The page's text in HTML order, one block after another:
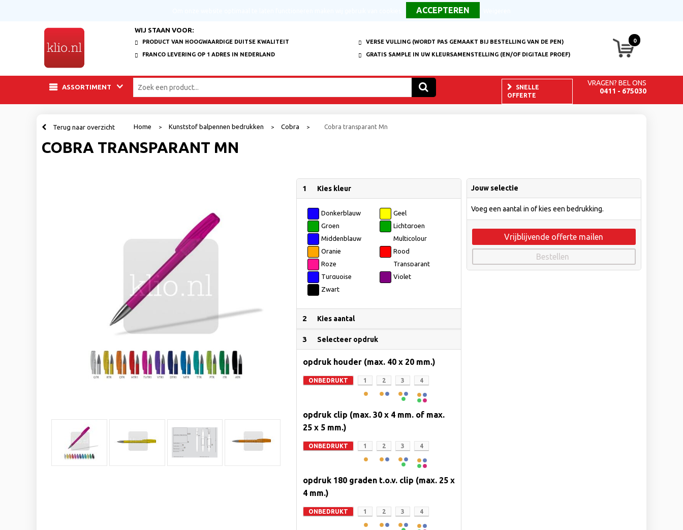
WIJ STAAN VOOR:
PRODUCT VAN HOOGWAARDIGE DUITSE KWALITEIT VERSE VULLING (WORDT PAS GEMAAKT BIJ BESTELLING VAN DE PEN)
FRANCO LEVERING OP 1 ADRES IN NEDERLAND GRATIS SAMPLE IN UW KLEURSAMENSTELLING (EN/OF DIGITALE PROEF)
0
ASSORTIMENT
VRAGEN? BEL ONS
0411 - 675030
SNELLE
OFFERTE
Terug naar overzicht Home > Kunststof balpennen bedrukken > Cobra > Cobra transparant Mn
COBRA TRANSPARANT MN
1 Kies kleur
Donkerblauw
Geel
Groen
Lichtgroen
Middenblauw
Multicolour
Oranje
Rood
Roze
Transparant
Turquoise
Violet
Zwart
2 Kies aantal
3 Selecteer opdruk
opdruk houder (max. 40 x 20 mm.)
ONBEDRUKT 1 2 3 4
opdruk clip (max. 30 x 4 mm. of max.
25 x 5 mm.)
ONBEDRUKT 1 2 3 4
opdruk 180 graden t.o.v. clip (max. 25 x
4 mm.)
ONBEDRUKT 1 2 3 4
Jouw selectie
Voeg een aantal in of kies een bedrukking.
Vrijblijvende offerte mailen
Bestellen